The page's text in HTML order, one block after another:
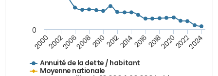
Annuité de la dette / habitant
Moyenne nationale
200020022006200820102012201420162018202020222024
0